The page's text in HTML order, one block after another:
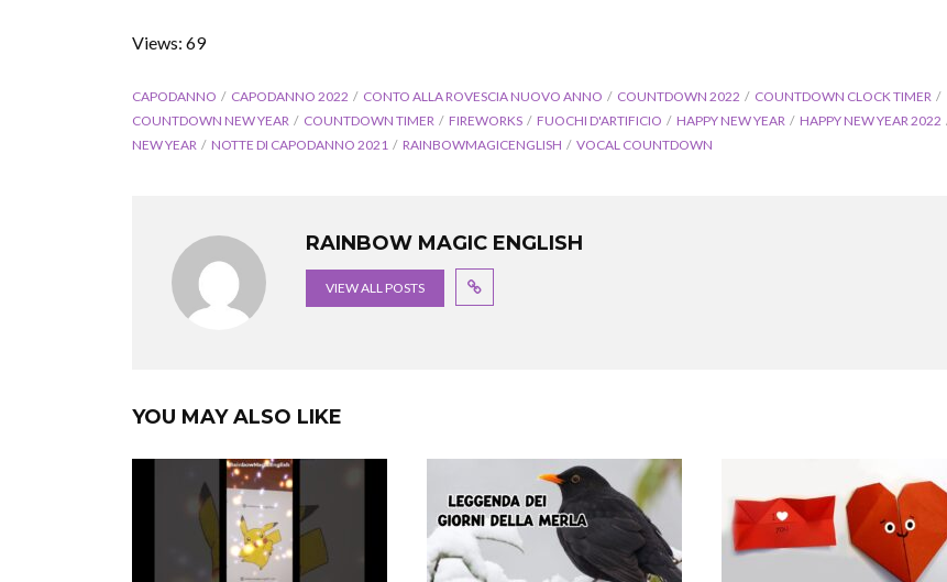
Views: 69
CAPODANNO CAPODANNO 2022 CONTO ALLA ROVESCIA NUOVO ANNO COUNTDOWN 2022
COUNTDOWN CLOCK TIMER
COUNTDOWN NEW YEAR
COUNTDOWN TIMER FIREWORKS FUOCHI D'ARTIFICIO HAPPY NEW YEAR
HAPPY NEW YEAR 2022
NEW YEAR
NOTTE DI CAPODANNO 2021 RAINBOWMAGICENGLISH VOCAL COUNTDOWN
RAINBOW MAGIC ENGLISH
VIEW ALL POSTS
YOU MAY ALSO LIKE